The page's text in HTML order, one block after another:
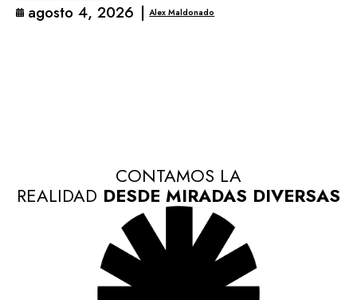
agosto 4, 2026 | Alex Maldonado
CONTAMOS LA
REALIDAD DESDE MIRADAS DIVERSAS